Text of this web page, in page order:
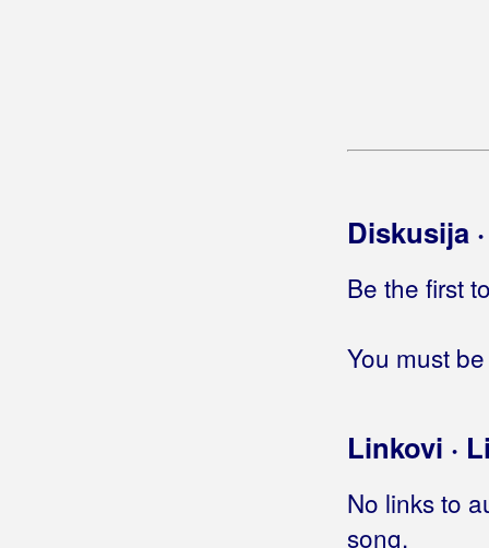
Diskusija
Be the first
You must
Linkovi ·
No links to
song.